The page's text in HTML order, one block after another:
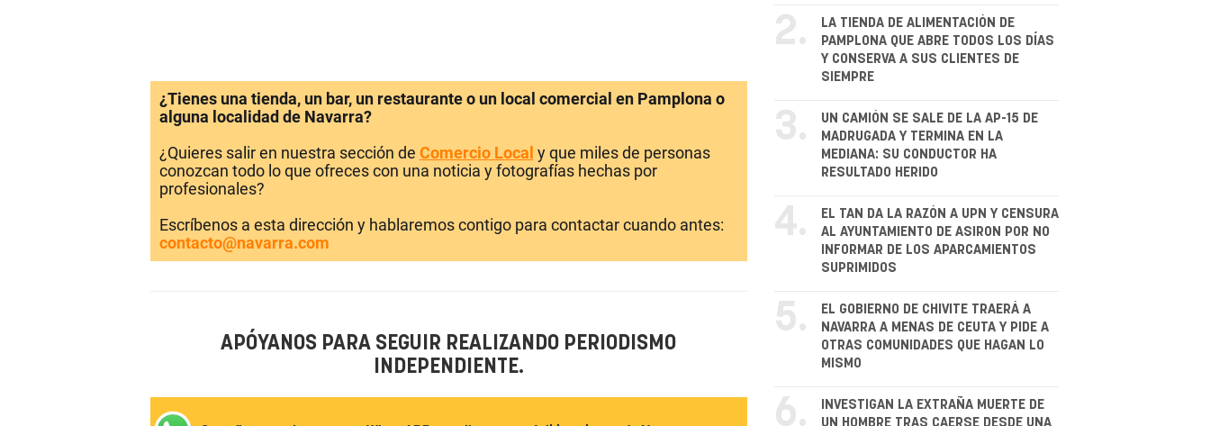
¿Tienes una tienda, un bar, un restaurante o un local comercial en Pamplona o
alguna localidad de Navarra?
¿Quieres salir en nuestra sección de Comercio Local y que miles de personas
conozcan todo lo que ofreces con una noticia y fotografías hechas por
profesionales?
Escríbenos a esta dirección y hablaremos contigo para contactar cuando antes:
contacto@navarra.com
APÓYANOS PARA SEGUIR REALIZANDO PERIODISMO
INDEPENDIENTE.
2.
LA TIENDA DE ALIMENTACIÓN DE
PAMPLONA QUE ABRE TODOS LOS DÍAS
Y CONSERVA A SUS CLIENTES DE
SIEMPRE
3.
UN CAMIÓN SE SALE DE LA AP-15 DE
MADRUGADA Y TERMINA EN LA
MEDIANA: SU CONDUCTOR HA
RESULTADO HERIDO
4.
EL TAN DA LA RAZÓN A UPN Y CENSURA
AL AYUNTAMIENTO DE ASIRON POR NO
INFORMAR DE LOS APARCAMIENTOS
SUPRIMIDOS
5.
EL GOBIERNO DE CHIVITE TRAERÁ A
NAVARRA A MENAS DE CEUTA Y PIDE A
OTRAS COMUNIDADES QUE HAGAN LO
MISMO
6.
INVESTIGAN LA EXTRAÑA MUERTE DE
UN HOMBRE TRAS CAERSE DESDE UNA